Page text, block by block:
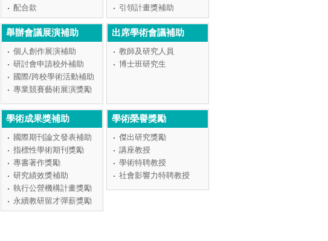
配合款
引領計畫獎補助
舉辦會議展演補助
個人創作展演補助
研討會申請校外補助
國際/跨校學術活動補助
專業競賽藝術展演獎勵
出席學術會議補助
教師及研究人員
博士班研究生
學術成果獎補助
國際期刊論文發表補助
指標性學術期刊獎勵
專書著作獎勵
研究績效獎補助
執行公營機構計畫獎勵
永續教研留才彈薪獎勵
學術榮譽獎勵
傑出研究獎勵
講座教授
學術特聘教授
社會影響力特聘教授